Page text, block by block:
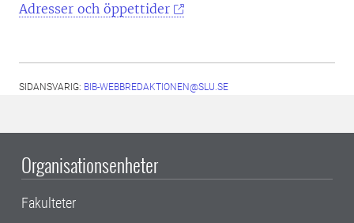
Adresser och öppettider
SIDANSVARIG: BIB-WEBBREDAKTIONEN@SLU.SE
Organisationsenheter
Fakulteter